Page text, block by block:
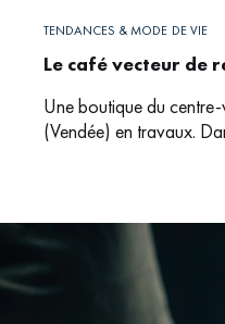
TENDANCES & MODE DE VIE
Le café vecteur de
Une boutique du
(Vendée) en travaux.